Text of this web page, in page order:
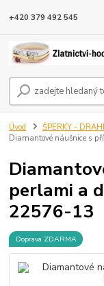
+420 379 492 545
Úvod ŠPERKY -
Diamantové náušnice s
perlami a
22576-13
Doprava ZDARMA